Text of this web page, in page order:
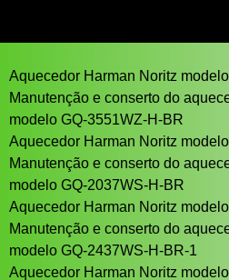
Aquecedor Harman Noritz
Manutenção e conserto do
modelo GQ-3551WZ-H-BR
Aquecedor Harman Noritz
Manutenção e conserto do
modelo GQ-2037WS-H-BR
Aquecedor Harman Noritz
Manutenção e conserto do
modelo GQ-2437WS-H-BR-1
Aquecedor Harman Noritz